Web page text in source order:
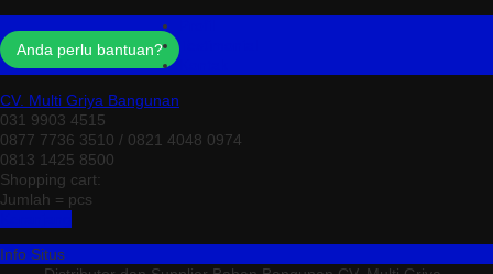
Anda perlu bantuan?
CV. Multi Griya Bangunan
031 9903 4515
0877 7736 3510 / 0821 4048 0974
0813 1425 8500
Shopping cart:
Jumlah = pcs
Info Situs